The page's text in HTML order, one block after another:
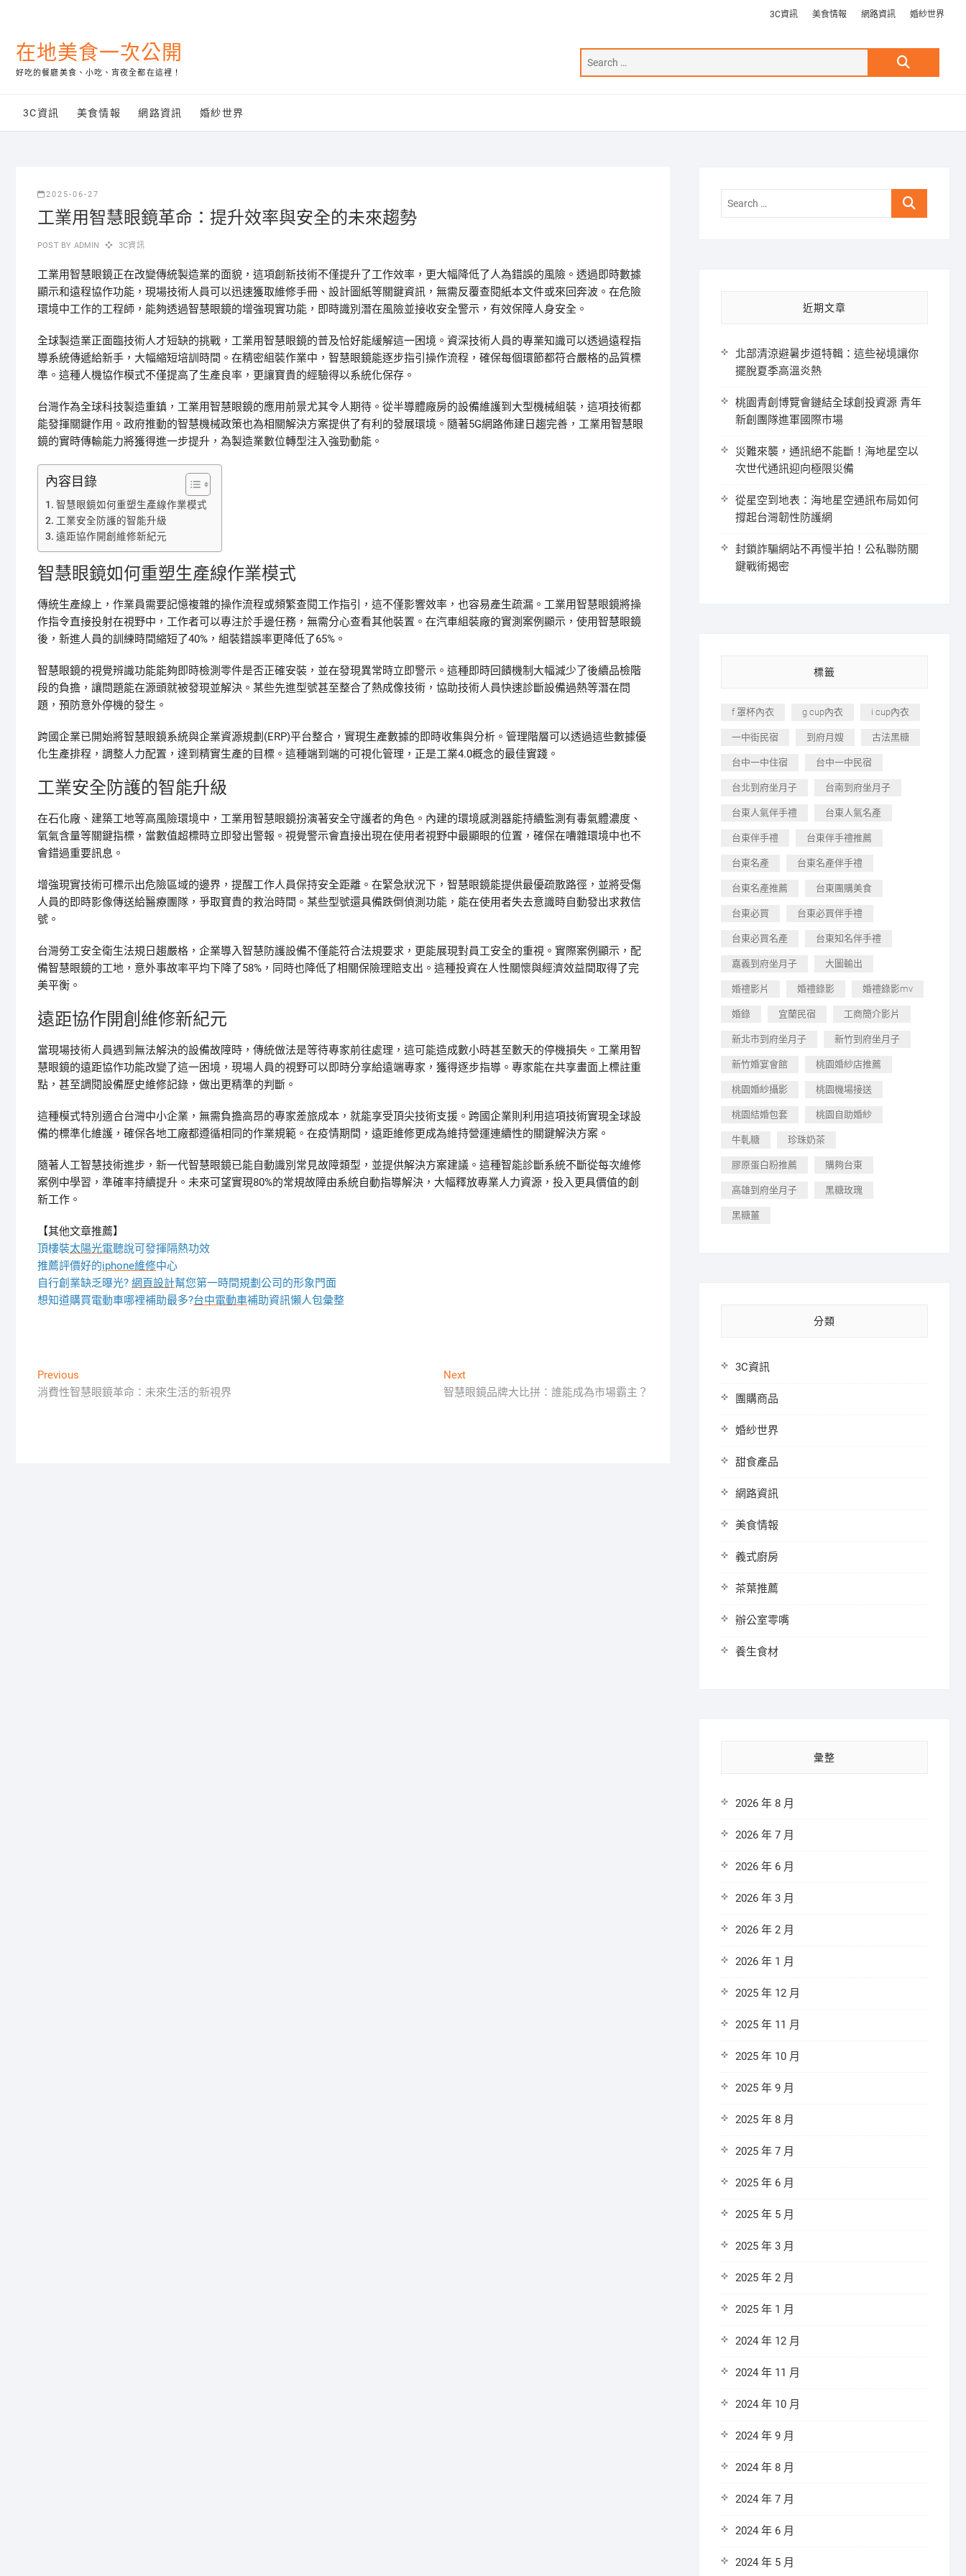
content
3C資訊 美食情報 網路資訊 婚紗世界
在地美食一次公開
好吃的餐廳美食、小吃、宵夜全都在這裡！
Search
3C資訊 美食情報 網路資訊 婚紗世界
2025-06-27
工業用智慧眼鏡革命：提升效率與安全的未來趨勢
POST BY ADMIN 3C資訊
工業用智慧眼鏡正在改變傳統製造業的面貌，這項創新技術不僅提升了工作效率，更大幅降低了人為錯誤的風險。透過即時數據
顯示和遠程協作功能，現場技術人員可以迅速獲取維修手冊、設計圖紙等關鍵資訊，無需反覆查閱紙本文件或來回奔波。在危險
環境中工作的工程師，能夠透過智慧眼鏡的增強現實功能，即時識別潛在風險並接收安全警示，有效保障人身安全。
全球製造業正面臨技術人才短缺的挑戰，工業用智慧眼鏡的普及恰好能緩解這一困境。資深技術人員的專業知識可以透過遠程指
導系統傳遞給新手，大幅縮短培訓時間。在精密組裝作業中，智慧眼鏡能逐步指引操作流程，確保每個環節都符合嚴格的品質標
準。這種人機協作模式不僅提高了生產良率，更讓寶貴的經驗得以系統化保存。
台灣作為全球科技製造重鎮，工業用智慧眼鏡的應用前景尤其令人期待。從半導體廠房的設備維護到大型機械組裝，這項技術都
能發揮關鍵作用。政府推動的智慧機械政策也為相關解決方案提供了有利的發展環境。隨著5G網路佈建日趨完善，工業用智慧眼
鏡的實時傳輸能力將獲得進一步提升，為製造業數位轉型注入強勁動能。
內容目錄
智慧眼鏡如何重塑生產線作業模式
工業安全防護的智能升級
遠距協作開創維修新紀元
智慧眼鏡如何重塑生產線作業模式
傳統生產線上，作業員需要記憶複雜的操作流程或頻繁查閱工作指引，這不僅影響效率，也容易產生疏漏。工業用智慧眼鏡將操
作指令直接投射在視野中，工作者可以專注於手邊任務，無需分心查看其他裝置。在汽車組裝廠的實測案例顯示，使用智慧眼鏡
後，新進人員的訓練時間縮短了40%，組裝錯誤率更降低了65%。
智慧眼鏡的視覺辨識功能能夠即時檢測零件是否正確安裝，並在發現異常時立即警示。這種即時回饋機制大幅減少了後續品檢階
段的負擔，讓問題能在源頭就被發現並解決。某些先進型號甚至整合了熱成像技術，協助技術人員快速診斷設備過熱等潛在問
題，預防意外停機的發生。
跨國企業已開始將智慧眼鏡系統與企業資源規劃(ERP)平台整合，實現生產數據的即時收集與分析。管理階層可以透過這些數據優
化生產排程，調整人力配置，達到精實生產的目標。這種端到端的可視化管理，正是工業4.0概念的最佳實踐。
工業安全防護的智能升級
在石化廠、建築工地等高風險環境中，工業用智慧眼鏡扮演著安全守護者的角色。內建的環境感測器能持續監測有毒氣體濃度、
氧氣含量等關鍵指標，當數值超標時立即發出警報。視覺警示會直接出現在使用者視野中最顯眼的位置，確保在嘈雜環境中也不
會錯過重要訊息。
增強現實技術可標示出危險區域的邊界，提醒工作人員保持安全距離。在緊急狀況下，智慧眼鏡能提供最優疏散路徑，並將受傷
人員的即時影像傳送給醫療團隊，爭取寶貴的救治時間。某些型號還具備跌倒偵測功能，能在使用者失去意識時自動發出求救信
號。
台灣勞工安全衛生法規日趨嚴格，企業導入智慧防護設備不僅能符合法規要求，更能展現對員工安全的重視。實際案例顯示，配
備智慧眼鏡的工地，意外事故率平均下降了58%，同時也降低了相關保險理賠支出。這種投資在人性關懷與經濟效益間取得了完
美平衡。
遠距協作開創維修新紀元
當現場技術人員遇到無法解決的設備故障時，傳統做法是等待專家前往處理，這可能造成數小時甚至數天的停機損失。工業用智
慧眼鏡的遠距協作功能改變了這一困境，現場人員的視野可以即時分享給遠端專家，獲得逐步指導。專家能在共享畫面上標註重
點，甚至調閱設備歷史維修記錄，做出更精準的判斷。
這種模式特別適合台灣中小企業，無需負擔高昂的專家差旅成本，就能享受頂尖技術支援。跨國企業則利用這項技術實現全球設
備的標準化維護，確保各地工廠都遵循相同的作業規範。在疫情期間，遠距維修更成為維持營運連續性的關鍵解決方案。
隨著人工智慧技術進步，新一代智慧眼鏡已能自動識別常見故障類型，並提供解決方案建議。這種智能診斷系統不斷從每次維修
案例中學習，準確率持續提升。未來可望實現80%的常規故障由系統自動指導解決，大幅釋放專業人力資源，投入更具價值的創
新工作。
【其他文章推薦】
頂樓裝太陽光電聽說可發揮隔熱功效
推薦評價好的iphone維修中心
自行創業缺乏曝光? 網頁設計幫您第一時間規劃公司的形象門面
想知道購買電動車哪裡補助最多?台中電動車補助資訊懶人包彙整
文
章
Previous
post:
消費性智慧眼鏡革命：未來生活的新視界
NextNext
post:
智慧眼鏡品牌大比拼：誰能成為市場霸主？
Search
近期文章
北部清涼避暑步道特輯：這些祕境讓你
擺脫夏季高溫炎熱
桃園青創博覽會鏈結全球創投資源 青年
新創團隊進軍國際市場
災難來襲，通訊絕不能斷！海地星空以
次世代通訊迎向極限災備
從星空到地表：海地星空通訊布局如何
撐起台灣韌性防護網
封鎖詐騙網站不再慢半拍！公私聯防關
鍵戰術揭密
標籤
f 罩杯內衣 g cup內衣 i cup內衣
一中街民宿 到府月嫂 古法黑糖
台中一中住宿 台中一中民宿
台北到府坐月子 台南到府坐月子
台東人氣伴手禮 台東人氣名產
台東伴手禮 台東伴手禮推薦
台東名產 台東名產伴手禮
台東名產推薦 台東團購美食
台東必買 台東必買伴手禮
台東必買名產 台東知名伴手禮
嘉義到府坐月子 大圖輸出
婚禮影片 婚禮錄影 婚禮錄影mv
婚錄 宜蘭民宿 工商簡介影片
新北市到府坐月子 新竹到府坐月子
新竹婚宴會館 桃園婚紗店推薦
桃園婚紗攝影 桃園機場接送
桃園結婚包套 桃園自助婚紗
牛軋糖 珍珠奶茶
膠原蛋白粉推薦 購夠台東
高雄到府坐月子 黑糖玫瑰
黑糖薑
分類
3C資訊
團購商品
婚紗世界
甜食產品
網路資訊
美食情報
義式廚房
茶葉推薦
辦公室零嘴
養生食材
彙整
2026 年 8 月
2026 年 7 月
2026 年 6 月
2026 年 3 月
2026 年 2 月
2026 年 1 月
2025 年 12 月
2025 年 11 月
2025 年 10 月
2025 年 9 月
2025 年 8 月
2025 年 7 月
2025 年 6 月
2025 年 5 月
2025 年 3 月
2025 年 2 月
2025 年 1 月
2024 年 12 月
2024 年 11 月
2024 年 10 月
2024 年 9 月
2024 年 8 月
2024 年 7 月
2024 年 6 月
2024 年 5 月